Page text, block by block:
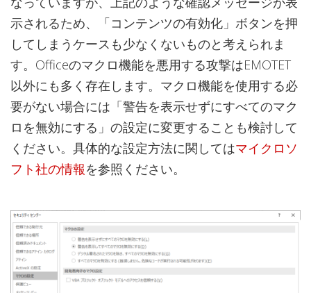
示されるため、「コンテンツの有効化」ボタンを押
してしまうケースも少なくないものと考えられま
す。Officeのマクロ機能を悪用する攻撃はEMOTET
以外にも多く存在します。マクロ機能を使用する必
要がない場合には「警告を表示せずにすべてのマク
ロを無効にする」の設定に変更することも検討して
ください。具体的な設定方法に関してはマイクロソ
フト社の情報を参照ください。